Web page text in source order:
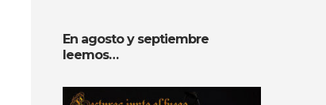
En agosto y septiembre
leemos…